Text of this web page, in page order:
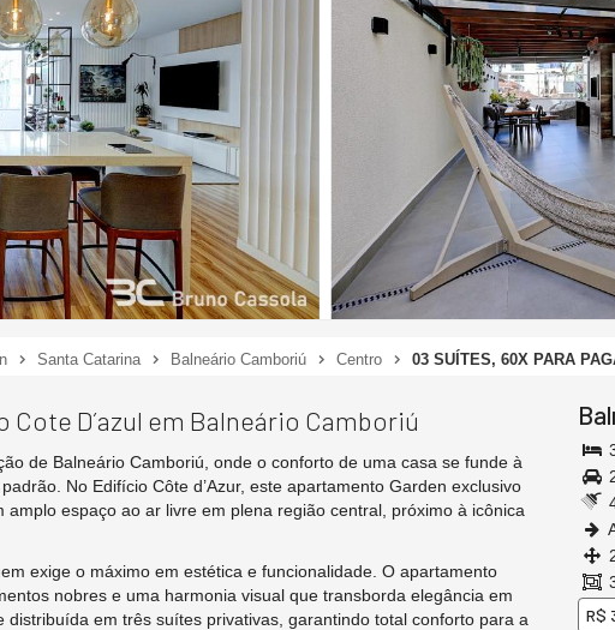
Santa Catarina Balneário Camboriú Centro 03 SUÍTES, 60X PARA
D´azul em Balneário Camboriú
de Balneário Camboriú, onde o conforto de uma casa se funde à
No Edifício Côte d’Azur, este apartamento Garden exclusivo
espaço ao ar livre em plena região central, próximo à icônica
exige o máximo em estética e funcionalidade. O apartamento
nobres e uma harmonia visual que transborda elegância em
distribuída em três suítes privativas, garantindo total conforto para a
R$